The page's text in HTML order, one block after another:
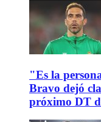
"Es la
Bravo dejó
próximo DT